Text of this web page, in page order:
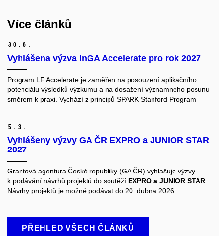
Více článků
30. 6.
Vyhlášena výzva InGA Accelerate pro rok 2027
Program LF Accelerate je zaměřen na posouzení aplikačního
potenciálu výsledků výzkumu a na dosažení významného posunu
směrem k praxi. Vychází z principů SPARK Stanford Program.
5. 3.
Vyhlášeny výzvy GA ČR EXPRO a JUNIOR STAR
2027
Grantová agentura České republiky (GA ČR) vyhlašuje výzvy
k podávání návrhů projektů do soutěží EXPRO a JUNIOR STAR.
Návrhy projektů je možné podávat do 20. dubna 2026.
PŘEHLED VŠECH ČLÁNKŮ